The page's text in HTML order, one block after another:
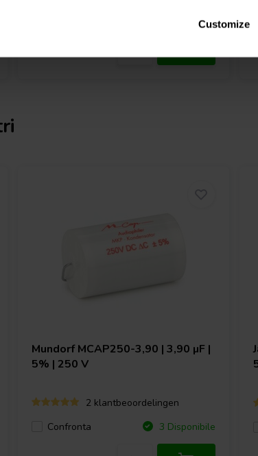
Customize
3 Disponibile
MundorfMCAP250-3,90 | 3,90 µF |
5% | 250 V
2 klantbeoordelingen
Confronta
3 Disponibile